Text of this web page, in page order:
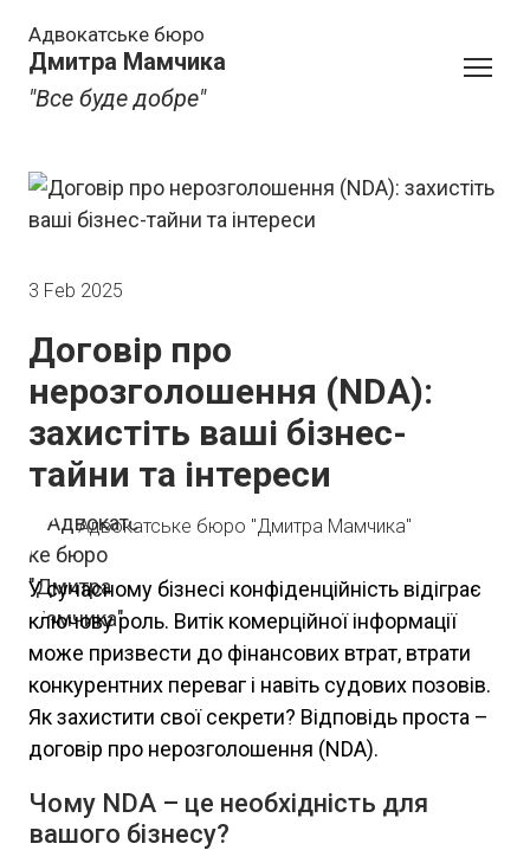
Адвокатське бюро
Дмитра Мамчика
"Все буде добре"
3 Feb 2025
Договір про
нерозголошення (NDA):
захистіть ваші бізнес-
тайни та інтереси
Адвокатське бюро "Дмитра Мамчика"
У сучасному бізнесі конфіденційність відіграє
ключову роль. Витік комерційної інформації
може призвести до фінансових втрат, втрати
конкурентних переваг і навіть судових позовів.
Як захистити свої секрети? Відповідь проста –
договір про нерозголошення (NDA).
Чому NDA – це необхідність для
вашого бізнесу?